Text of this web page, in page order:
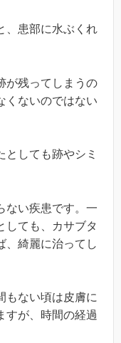
、患部に水ぶくれ
が残ってしまうの
くないのではない
としても跡やシミ
い疾患です。 一
しても、カサブタ
、綺麗に治ってし
もない頃は皮膚に
すが、時間の経過